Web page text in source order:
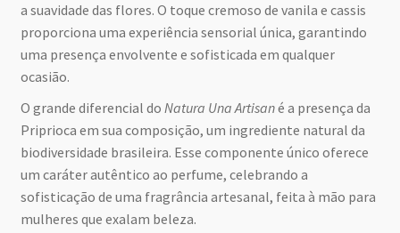
a suavidade das flores. O toque cremoso de vanila e cassis
proporciona uma experiência sensorial única, garantindo
uma presença envolvente e sofisticada em qualquer
ocasião.
O grande diferencial do Natura Una Artisané a presença da
Priprioca em sua composição, um ingrediente natural da
biodiversidade brasileira. Esse componente único oferece
um caráter autêntico ao perfume, celebrando a
sofisticação de uma fragrância artesanal, feita à mão para
mulheres que exalam beleza.